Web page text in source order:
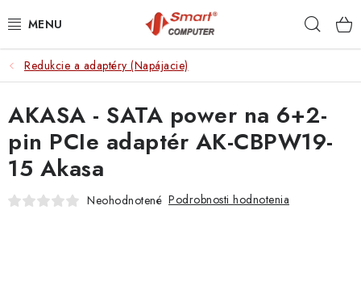
na
NOTEBOOKY
MOBILNÉ ZARIADENIA
PC A KOMPONENTY
PERIFÉRIE
Redukcie a adaptéry (Napájacie)
AKASA - SATA power na 6+2-
pin PCIe adaptér AK-CBPW19-
15 Akasa
Neohodnotené Podrobnosti hodnotenia